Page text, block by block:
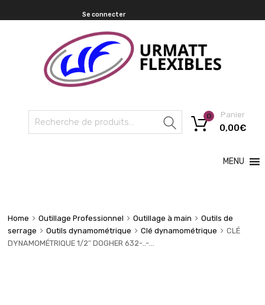
Se connecter
Recherche
Panier
0,00€
0
MENU
Home Outillage Professionnel Outillage à main
Outils de
serrage
Outils dynamométrique Clé dynamométrique
CLÉ
DYNAMOMÉTRIQUE 1/2″ DOGHER 632-..-…